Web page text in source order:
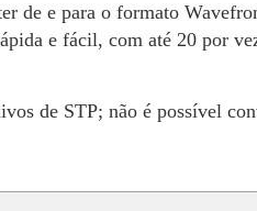
de e para o formato
e fácil, com até 20 por
de STP; não é possível